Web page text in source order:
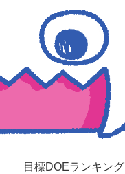
目標DOEランキング